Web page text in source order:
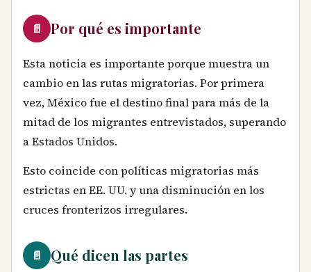
📄 Por qué es importante
Esta noticia es importante porque muestra un
cambio en las rutas migratorias. Por primera
vez, México fue el destino final para más de la
mitad de los migrantes entrevistados, superando
a Estados Unidos.
Esto coincide con políticas migratorias más
estrictas en EE. UU. y una disminución en los
cruces fronterizos irregulares.
📄 Qué dicen las partes